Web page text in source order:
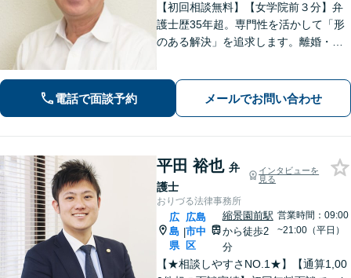
【初回相談無料】【女学院前３分】弁
護士歴35年超。専門性を活かして「形
のある解決」を追求します。離婚・債
話しやすい弁護士に是非ご相談くださ
い。（合同庁舎内郵便局近く）
電話で面談予約 メールでお問い合わせ
平田 裕也 弁
護士
インタビューを
見る
おりづる法律事務所
広
島
県
|
広島
市中
区
縮景園前駅
から徒歩2
分
営業時間：09:00
~21:00（平日）
【★相談しやすさNO.1★】【通算1,00